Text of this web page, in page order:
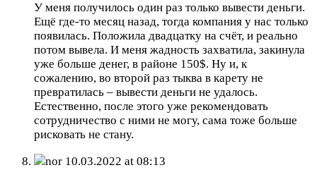
У меня получилось один раз только вывести деньги.
Ещё где-то месяц назад, тогда компания у нас только
появилась. Положила двадцатку на счёт, и реально
потом вывела. И меня жадность захватила, закинула
уже больше денег, в районе 150$. Ну и, к
сожалению, во второй раз тыква в карету не
превратилась – вывести деньги не удалось.
Естественно, после этого уже рекомендовать
сотрудничество с ними не могу, сама тоже больше
рисковать не стану.
nor 10.03.2022 at 08:13